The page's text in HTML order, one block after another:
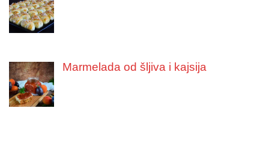
Marmelada od šljiva i kajsija